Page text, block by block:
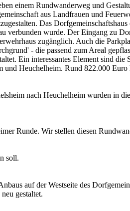
einem Rundwanderweg und
aus Landfrauen und
Das
wurde. Der Eingang zu
zugänglich. Auch die
- die passend zum Areal
Ein interessantes Element sind
Heuchelheim. Rund 822.000
nach Heuchelheim wurden in
Runde. Wir stellen diesen
soll.
auf der Westseite des
gestaltet.